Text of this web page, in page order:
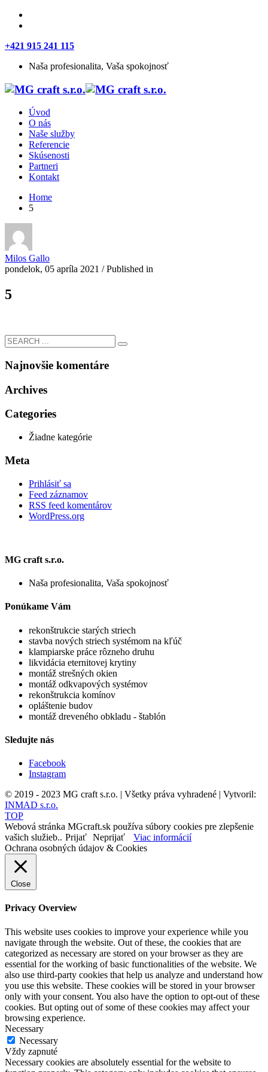
+421 915 241 115
Naša profesionalita, Vaša spokojnosť
Úvod
O nás
Naše služby
Referencie
Skúsenosti
Partneri
Kontakt
Home
5
Milos Gallo
pondelok, 05 apríla 2021 /Published in
5
Najnovšie komentáre
Archives
Categories
Žiadne kategórie
Meta
Prihlásiť sa
Feed záznamov
RSS feed komentárov
WordPress.org
MG craft s.r.o.
Naša profesionalita, Vaša spokojnosť
Ponúkame Vám
rekonštrukcie starých striech
stavba nových striech systémom na kľúč
klampiarske práce rôzneho druhu
likvidácia eternitovej krytiny
montáž strešných okien
montáž odkvapových systémov
rekonštrukcia komínov
opláštenie budov
montáž dreveného obkladu - štablón
Sledujte nás
Facebook
Instagram
© 2019 - 2023 MG craft s.r.o. | Všetky práva vyhradené | Vytvoril:
INMAD s.r.o.
TOP
Webová stránka MGcraft.sk používa súbory cookies pre zlepšenie
vašich služieb.. Prijať Neprijať
Viac informácií
Ochrana osobných údajov & Cookies
Close
Privacy Overview
This website uses cookies to improve your experience while you
navigate through the website. Out of these, the cookies that are
categorized as necessary are stored on your browser as they are
essential for the working of basic functionalities of the website. We
also use third-party cookies that help us analyze and understand how
you use this website. These cookies will be stored in your browser
only with your consent. You also have the option to opt-out of these
cookies. But opting out of some of these cookies may affect your
browsing experience.
Necessary
Necessary
Vždy zapnuté
Necessary cookies are absolutely essential for the website to